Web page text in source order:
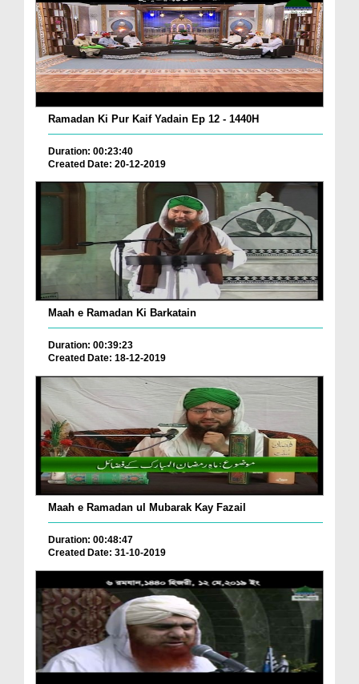
Ramadan Ki Pur Kaif Yadain Ep 12 - 1440H
Duration: 00:23:40
Created Date: 20-12-2019
Maah e Ramadan Ki Barkatain
Duration: 00:39:23
Created Date: 18-12-2019
Maah e Ramadan ul Mubarak Kay Fazail
Duration: 00:48:47
Created Date: 31-10-2019